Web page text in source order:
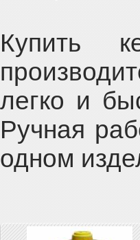
Купить
легко и
Ручная
одном